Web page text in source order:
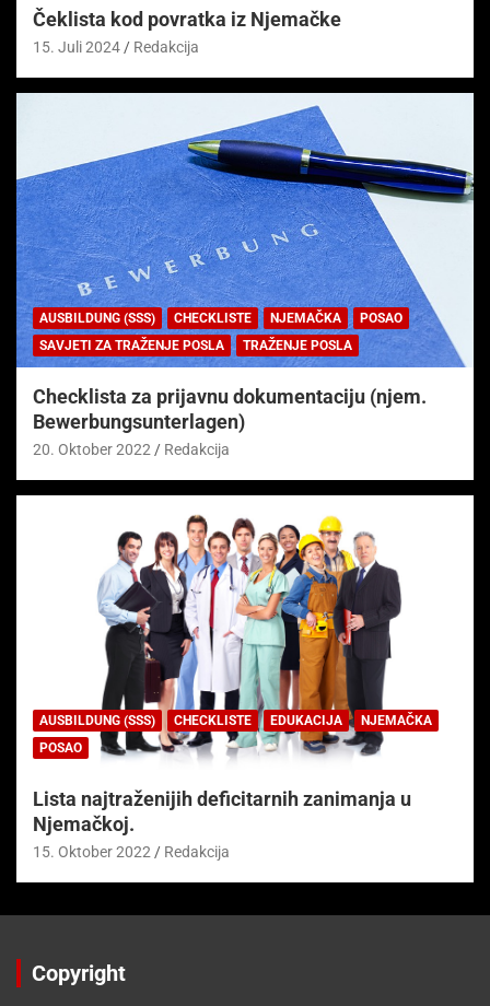
Čeklista kod povratka iz Njemačke
15. Juli 2024 Redakcija
AUSBILDUNG (SSS) CHECKLISTE NJEMAČKA
POSAO
SAVJETI ZA TRAŽENJE POSLA
TRAŽENJE POSLA
Checklista za prijavnu dokumentaciju (njem.
Bewerbungsunterlagen)
20. Oktober 2022 Redakcija
AUSBILDUNG (SSS) CHECKLISTE EDUKACIJA
NJEMAČKA
POSAO
Lista najtraženijih deficitarnih zanimanja u
Njemačkoj.
15. Oktober 2022 Redakcija
Copyright